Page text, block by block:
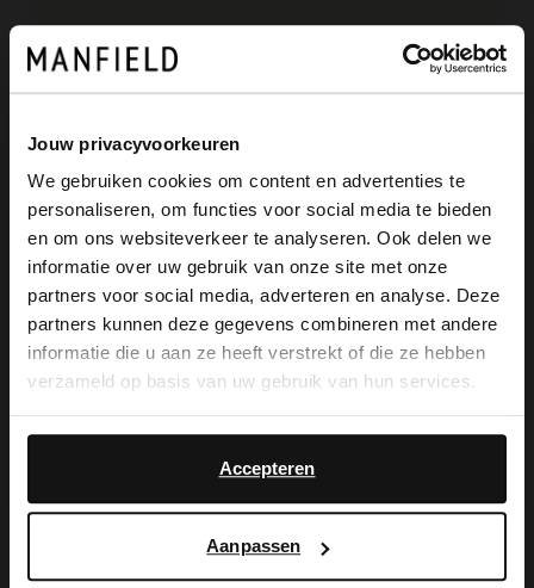
Jouw privacyvoorkeuren
We gebruiken cookies om content en advertenties te
personaliseren, om functies voor social media te bieden
en om ons websiteverkeer te analyseren. Ook delen we
informatie over uw gebruik van onze site met onze
partners voor social media, adverteren en analyse. Deze
partners kunnen deze gegevens combineren met andere
informatie die u aan ze heeft verstrekt of die ze hebben
verzameld op basis van uw gebruik van hun services.
Accepteren
Aanpassen
Bordeauxrote Leder-Ballerinas aus der
Gabriela X Manfield-Kollektion. Die
Ballerinas geben jedem Look einen
eleganten Touch, haben eine runde
Kappe, einen 1 cm hohen Absatz und eine
Schleife auf dem Spann. Die perfekten
Schuhe für lange Sommertage, Dinner
unter freiem Himmel und laue
Sommerabende. Als Lederpflege
empfehlen wir das Carbon Pro-Spray von
×
View this website in English?
It looks like your language isn't Dutch. Would
you like to switch to English?
English